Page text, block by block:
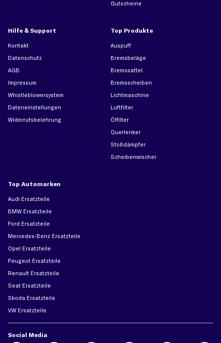
Gutscheine
Hilfe & Support
Kontakt
Datenschutz
AGB
Impressum
Whistleblowersystem
Dateneinstellungen
Widerrufsbelehrung
Top Produkte
Auspuff
Bremsbeläge
Bremssattel
Bremsscheiben
Lichtmaschine
Luftfilter
Ölfilter
Querlenker
Stoßdämpfer
Scheibenwischer
Top Automarken
Audi Ersatzteile
BMW Ersatzteile
Ford Ersatzteile
Mercedes-Benz Ersatzteile
Opel Ersatzteile
Peugeot Ersatzteile
Renault Ersatzteile
Seat Ersatzteile
Skoda Ersatzteile
VW Ersatzteile
Social Media